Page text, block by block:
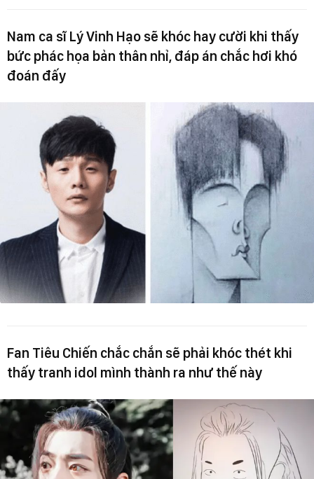
Nam ca sĩ Lý Vinh Hạo sẽ khóc hay cười khi thấy
bức phác họa bản thân nhỉ, đáp án chắc hơi khó
đoán đấy
Fan Tiêu Chiến chắc chắn sẽ phải khóc thét khi
thấy tranh idol mình thành ra như thế này